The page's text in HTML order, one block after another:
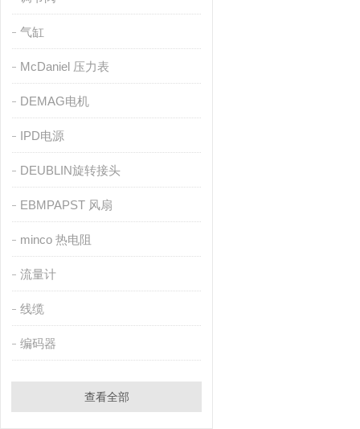
气缸
McDaniel 压力表
DEMAG电机
IPD电源
DEUBLIN旋转接头
EBMPAPST 风扇
minco 热电阻
流量计
线缆
编码器
查看全部